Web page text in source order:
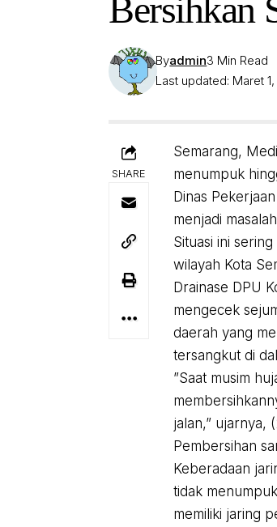
Bersihkan
Last updated: Maret
Byadmin3 Min Read
SHARE
Semarang,
menumpuk
Dinas
menjadi
Situasi ini
wilayah Kota
Drainase DPU
mengecek
daerah yang
tersangkut di
”Saat musim
jalan,” ujarnya,
Pembersihan
Keberadaan
tidak
memiliki jaring